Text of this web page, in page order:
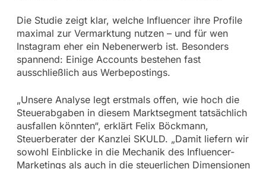
Die Studie zeigt klar, welche Influencer ihre Profile
maximal zur Vermarktung nutzen – und für wen
Instagram eher ein Nebenerwerb ist. Besonders
spannend: Einige Accounts bestehen fast
ausschließlich aus Werbepostings.
„Unsere Analyse legt erstmals offen, wie hoch die
Steuerabgaben in diesem Marktsegment tatsächlich
ausfallen könnten“, erklärt Felix Böckmann,
Steuerberater der Kanzlei SKULD. „Damit liefern wir
sowohl Einblicke in die Mechanik des Influencer-
Marketings als auch in die steuerlichen Dimensionen